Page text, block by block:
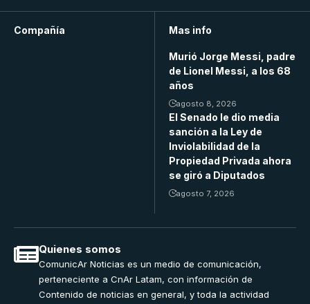
Compañía Mas info
Murió Jorge Messi, padre
de Lionel Messi, a los 68
años
agosto 8, 2026
El Senado le dio media
sanción a la Ley de
Inviolabilidad de la
Propiedad Privada ahora
se giró a Diputados
agosto 7, 2026
Quienes somos
ComunicAr Noticias es un medio de comunicación,
perteneciente a CnAr Latam, con información de
Contenido de noticias en general, y toda la actividad